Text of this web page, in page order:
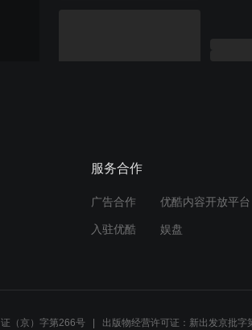
服务合作
广告合作 优酷内容开放平台
入驻优酷 娱盘
（京）字第266号 出版物经营许可证：新出发京批字